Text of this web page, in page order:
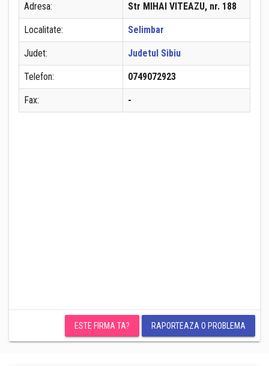
Adresa: Str MIHAI VITEAZU, nr. 188
Localitate: Selimbar
Judet: Judetul Sibiu
Telefon: 0749072923
Fax: -
ESTE FIRMA TA? RAPORTEAZA O PROBLEMA